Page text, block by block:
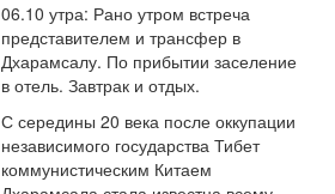
06.10 утра: Рано утром встреча
представителем и трансфер в
Дхарамсалу. По прибытии заселение
в отель. Завтрак и отдых.
С середины 20 века после оккупации
независимого государства Тибет
коммунистическим Китаем